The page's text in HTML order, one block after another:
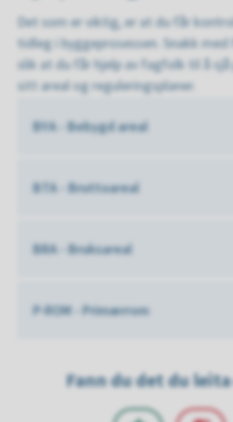
Det som er viktig, er at du får
tidleg i byggeprosessen. Snakk
slik at du får hjelp av fagfolk til å
sitt areal og reguleringsplaner.
BYA - Bebygd areal
BTA - Bruttoareal
BRA - Bruksareal
P-ROM - Primærrom
Fann du det du